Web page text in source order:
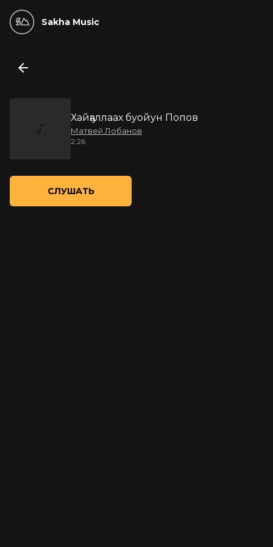
Sakha Music
Хайҕаллаах буойун Попов
Матвей Лобанов
2:26
СЛУШАТЬ